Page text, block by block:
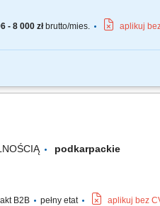
- 8 000 złbrutto/mies. aplikuj
Nadzorowanie prawidłowości
podkarpackie
B2B pełny etat aplikuj bez